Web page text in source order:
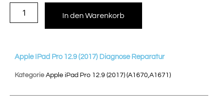
In den Warenkorb
Apple IPad Pro 12.9 (2017) Diagnose Reparatur
Kategorie Apple iPad Pro 12.9 (2017) (A1670,A1671)